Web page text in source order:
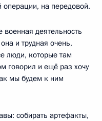
операции, на передовой.
военная деятельность
и трудная очень,
люди, которые там
говорил и ещё раз хочу
мы будем к ним
собирать артефакты,